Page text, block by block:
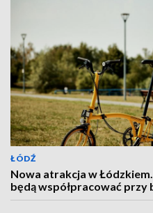
ŁÓDŹ
Nowa atrakcja w
będą współpracować